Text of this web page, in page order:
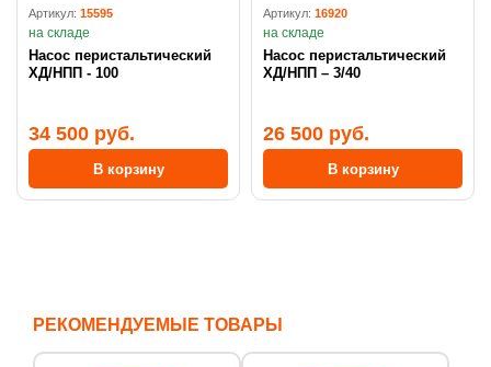
Артикул: 15595
на складе
Насос перистальтический
ХД/НПП - 100
34 500 руб.
В корзину
Артикул: 16920
на складе
Насос перистальтический
ХД/НПП – 3/40
26 500 руб.
В корзину
РЕКОМЕНДУЕМЫЕ ТОВАРЫ